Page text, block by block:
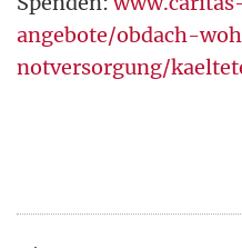
angebote/obdach-
notversorgung/